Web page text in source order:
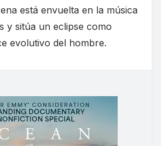
está envuelta en la música
y sitúa un eclipse como
evolutivo del hombre.